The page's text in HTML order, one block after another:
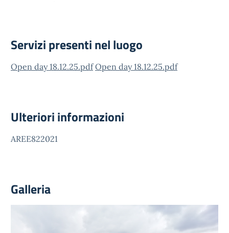
Servizi presenti nel luogo
Open day 18.12.25.pdf Open day 18.12.25.pdf
Ulteriori informazioni
AREE822021
Galleria